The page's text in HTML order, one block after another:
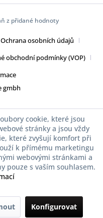
z přidané hodnoty
Ochrana osobních údajů
obchodní podmínky (VOP)
gmbh
cookie, které jsou
stránky a jsou vždy
které zvyšují komfort při
k přímému marketingu
webovými stránkami a
pouze s vaším souhlasem.
Konfigurovat